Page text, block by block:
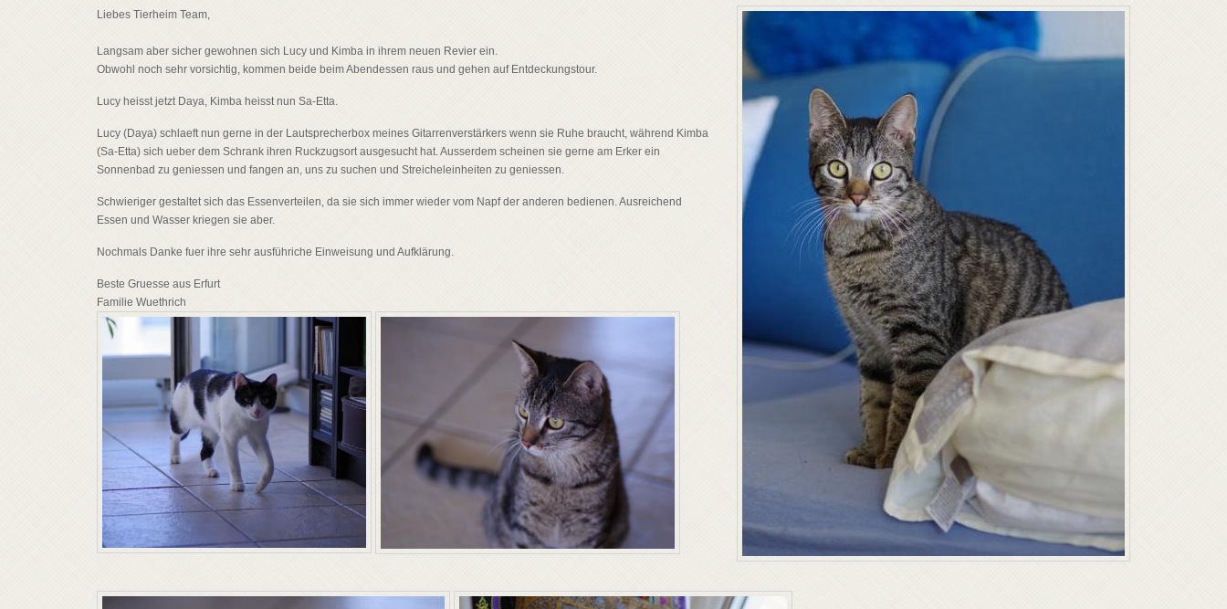
Liebes Tierheim Team,
Langsam aber sicher gewohnen sich Lucy und Kimba in ihrem neuen Revier ein.
Obwohl noch sehr vorsichtig, kommen beide beim Abendessen raus und gehen auf Entdeckungstour.
Lucy heisst jetzt Daya, Kimba heisst nun Sa-Etta.
Lucy (Daya) schlaeft nun gerne in der Lautsprecherbox meines Gitarrenverstärkers wenn sie Ruhe braucht, während Kimba
(Sa-Etta) sich ueber dem Schrank ihren Ruckzugsort ausgesucht hat. Ausserdem scheinen sie gerne am Erker ein
Sonnenbad zu geniessen und fangen an, uns zu suchen und Streicheleinheiten zu geniessen.
Schwieriger gestaltet sich das Essenverteilen, da sie sich immer wieder vom Napf der anderen bedienen. Ausreichend
Essen und Wasser kriegen sie aber.
Nochmals Danke fuer ihre sehr ausführiche Einweisung und Aufklärung.
Beste Gruesse aus Erfurt
Familie Wuethrich